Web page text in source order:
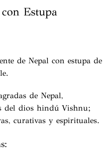
Estupa
de Nepal con estupa de
de Nepal,
del dios hindú Vishnu;
curativas y espirituales.